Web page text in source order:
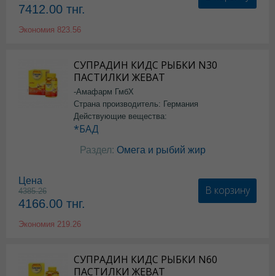
7412.00 тнг.
Экономия 823.56
СУПРАДИН КИДС РЫБКИ N30
ПАСТИЛКИ ЖЕВАТ
-Амафарм ГмбХ
Страна производитель: Германия
Действующие вещества:
*БАД
Раздел: Омега и рыбий жир
Цена
4385.26
4166.00 тнг.
Экономия 219.26
В корзину
СУПРАДИН КИДС РЫБКИ N60
ПАСТИЛКИ ЖЕВАТ